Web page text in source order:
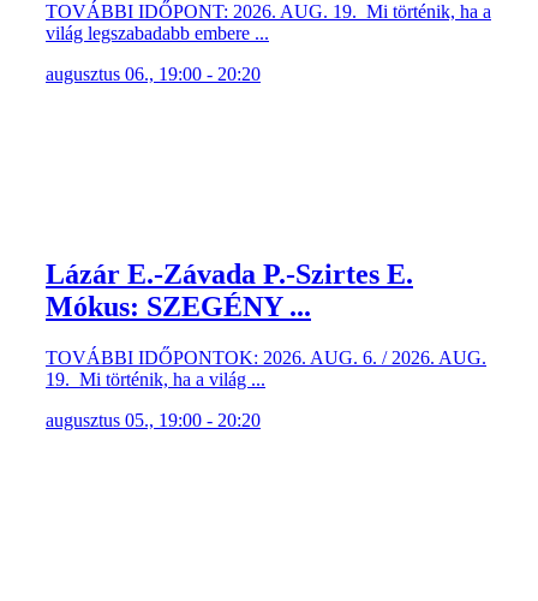
TOVÁBBI IDŐPONT: 2026. AUG. 19. Mi történik, ha a
világ legszabadabb embere ...
augusztus 06., 19:00 - 20:20
Lázár E.-Závada P.-Szirtes E.
Mókus: SZEGÉNY ...
TOVÁBBI IDŐPONTOK: 2026. AUG. 6. / 2026. AUG.
19. Mi történik, ha a világ ...
augusztus 05., 19:00 - 20:20